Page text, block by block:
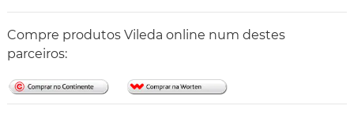
Compre produtos Vileda online num destes
parceiros: